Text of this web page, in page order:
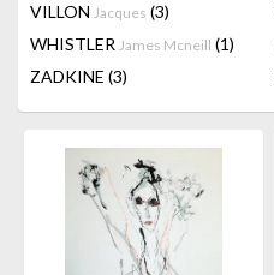
VILLON Jacques (3)
WHISTLER James Mcneill (1)
ZADKINE (3)